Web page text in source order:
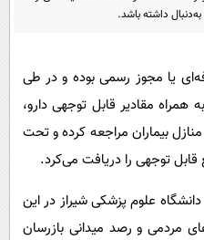
داشته باشد.
یا مجوز رسمی بوده و در طی
‌همراه مقادیر قابل توجهی دارو،
بیماران مراجعه کرده و تحت
قابل توجهی را دریافت می‌کرد.
علوم پزشکی شیراز در این
مردمی و رصد میدانی بازرسان